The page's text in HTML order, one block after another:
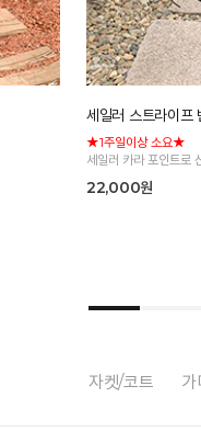
세일러 스트라이프
★1주일이상 소요★
세일러 카라 포인트로
해져 데일리로 즐기기
*주문폭주로 인한 입고
22,000원
자켓/코트 가